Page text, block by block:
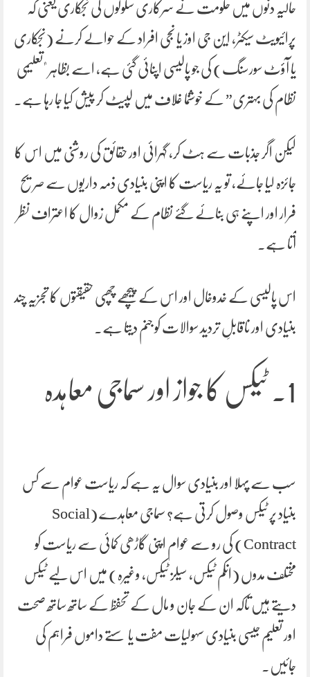
حالیہ دنوں میں حکومت نے سرکاری سکولوں کی نجکاری یعنی کہ
پرائیویٹ سیکٹر، این جی اوز یا نجی افراد کے حوالے کرنے (نجکاری
یا آؤٹ سورسنگ) کی جو پالیسی اپنائی گئی ہے، اسے بظاہر "تعلیمی
نظام کی بہتری” کے خوشنما غلاف میں لپیٹ کر پیش کیا جا رہا ہے۔
لیکن اگر جذبات سے ہٹ کر، گہرائی اور حقائق کی روشنی میں اس کا
جائزہ لیا جائے، تو یہ ریاست کا اپنی بنیادی ذمہ داریوں سے صریح
فرار اور اپنے ہی بنائے گئے نظام کے مکمل زوال کا اعتراف نظر
آتا ہے۔
اس پالیسی کے خدوخال اور اس کے پیچھے چھپی حقیقتوں کا تجزیہ چند
بنیادی اور ناقابلِ تردید سوالات کو جنم دیتا ہے۔
1. ٹیکس کا جواز اور سماجی معاہدہ
سب سے پہلا اور بنیادی سوال یہ ہے کہ ریاست عوام سے کس
بنیاد پر ٹیکس وصول کرتی ہے؟ سماجی معاہدے (Social
Contract) کی رو سے عوام اپنی گاڑھی کمائی سے ریاست کو
مختلف مدوں (انکم ٹیکس، سیلز ٹیکس، وغیرہ) میں اس لیے ٹیکس
دیتے ہیں تاکہ ان کے جان و مال کے تحفظ کے ساتھ ساتھ صحت
اور تعلیم جیسی بنیادی سہولیات مفت یا سستے داموں فراہم کی
جائیں۔